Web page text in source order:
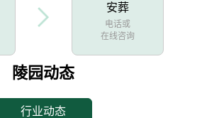
安葬
电话或
在线咨询
陵园动态
行业动态